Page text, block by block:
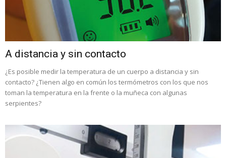
A distancia y sin contacto
¿Es posible medir la temperatura de un cuerpo a distancia y sin
contacto? ¿Tienen algo en común los termómetros con los que nos
toman la temperatura en la frente o la muñeca con algunas
serpientes?